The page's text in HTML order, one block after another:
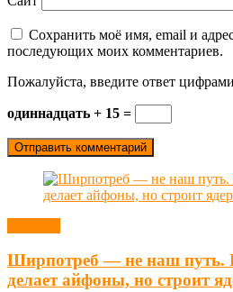
Сохранить моё имя, email и
последующих моих комментариев.
Пожалуйста, введите ответ
одиннадцать + 15 =
Ширпотреб — не наш путь.
делает айфоны, но строит